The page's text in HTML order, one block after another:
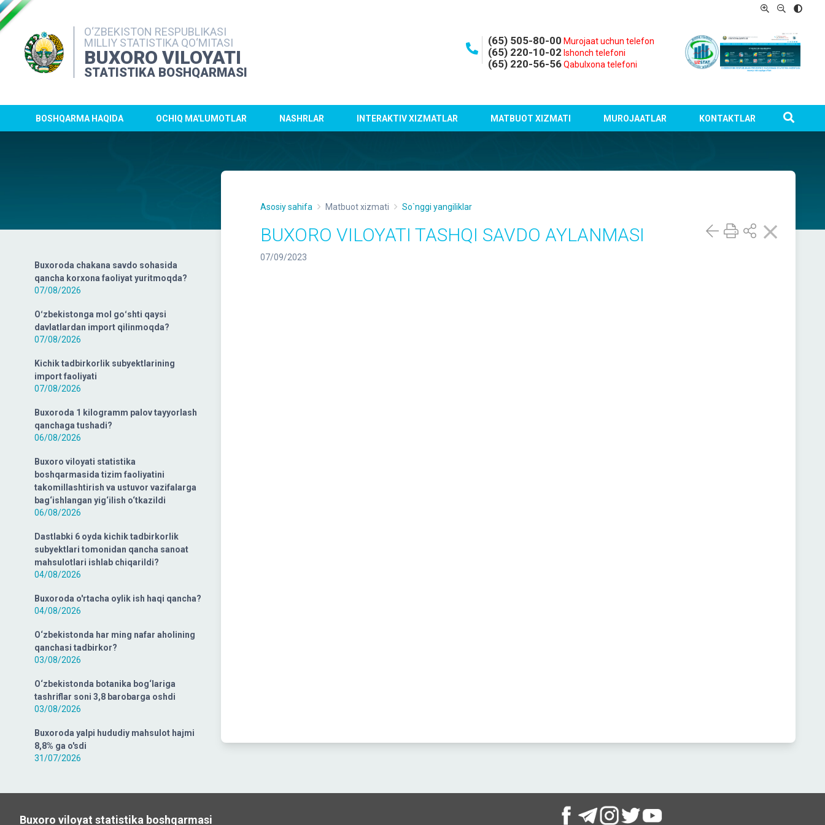
O‘ZBEKISTON RESPUBLIKASI
MILLIY STATISTIKA QO‘MITASI
BUXORO VILOYATI
STATISTIKA BOSHQARMASI
(65) 505-80-00 Murojaat uchun telefon
(65) 220-10-02 Ishonch telefoni
(65) 220-56-56 Qabulxona telefoni
BOSHQARMA HAQIDA OCHIQ MA'LUMOTLAR NASHRLAR INTERAKTIV XIZMATLAR MATBUOT XIZMATI MUROJAATLAR KONTAKTLAR
Buxoroda chakana savdo sohasida
qancha korxona faoliyat yuritmoqda?
07/08/2026
Oʻzbekistonga mol goʻshti qaysi
davlatlardan import qilinmoqda?
07/08/2026
Kichik tadbirkorlik subyektlarining
import faoliyati
07/08/2026
Buxoroda 1 kilogramm palov tayyorlash
qanchaga tushadi?
06/08/2026
Buxoro viloyati statistika
boshqarmasida tizim faoliyatini
takomillashtirish va ustuvor vazifalarga
bag‘ishlangan yig‘ilish o‘tkazildi
06/08/2026
Dastlabki 6 oyda kichik tadbirkorlik
subyektlari tomonidan qancha sanoat
mahsulotlari ishlab chiqarildi?
04/08/2026
Buxoroda o'rtacha oylik ish haqi qancha?
04/08/2026
O‘zbekistonda har ming nafar aholining
qanchasi tadbirkor?
03/08/2026
O‘zbekistonda botanika bog‘lariga
tashriflar soni 3,8 barobarga oshdi
03/08/2026
Buxoroda yalpi hududiy mahsulot hajmi
8,8% ga o'sdi
31/07/2026
Asosiy sahifa Matbuot xizmati So`nggi yangiliklar
BUXORO VILOYATI TASHQI SAVDO AYLANMASI
07/09/2023
Buxoro viloyat statistika boshqarmasi